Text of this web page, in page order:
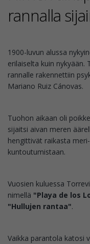
rannalla
1900-luvun alussa
erilaiselta kuin nykyään.
rannalle rakennettiin
Mariano Ruiz Cánovas.
Tuohon aikaan oli
sijaitsi aivan meren
hengittivät raikasta
kuntoutumistaan.
Vuosien kuluessa
nimellä "Playa de los
"Hullujen rantaa".
Vaikka parantola katosi